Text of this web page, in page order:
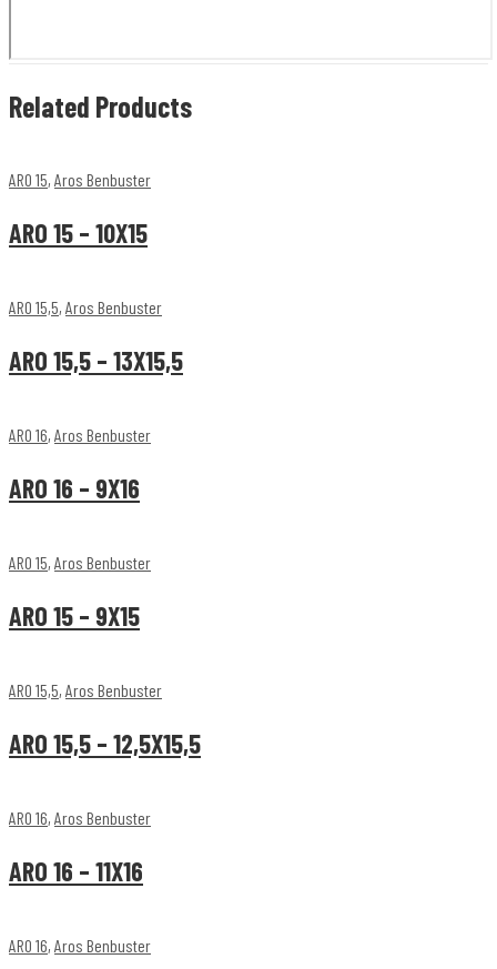
Related Products
ARO 15, Aros Benbuster
ARO 15 – 10X15
ARO 15,5, Aros Benbuster
ARO 15,5 – 13X15,5
ARO 16, Aros Benbuster
ARO 16 – 9X16
ARO 15, Aros Benbuster
ARO 15 – 9X15
ARO 15,5, Aros Benbuster
ARO 15,5 – 12,5X15,5
ARO 16, Aros Benbuster
ARO 16 – 11X16
ARO 16, Aros Benbuster